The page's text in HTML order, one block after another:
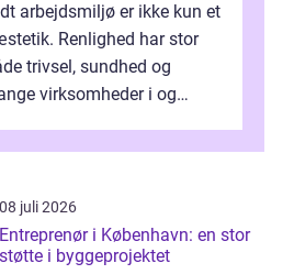
arbejdsmiljø er ikke kun et
Renlighed har stor
trivsel, sundhed og
virksomheder i og
08 juli 2026
Entreprenør i København: en stor
støtte i byggeprojektet